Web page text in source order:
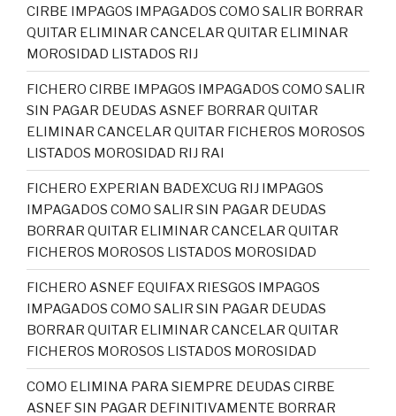
CIRBE IMPAGOS IMPAGADOS COMO SALIR BORRAR
QUITAR ELIMINAR CANCELAR QUITAR ELIMINAR
MOROSIDAD LISTADOS RIJ
FICHERO CIRBE IMPAGOS IMPAGADOS COMO SALIR
SIN PAGAR DEUDAS ASNEF BORRAR QUITAR
ELIMINAR CANCELAR QUITAR FICHEROS MOROSOS
LISTADOS MOROSIDAD RIJ RAI
FICHERO EXPERIAN BADEXCUG RIJ IMPAGOS
IMPAGADOS COMO SALIR SIN PAGAR DEUDAS
BORRAR QUITAR ELIMINAR CANCELAR QUITAR
FICHEROS MOROSOS LISTADOS MOROSIDAD
FICHERO ASNEF EQUIFAX RIESGOS IMPAGOS
IMPAGADOS COMO SALIR SIN PAGAR DEUDAS
BORRAR QUITAR ELIMINAR CANCELAR QUITAR
FICHEROS MOROSOS LISTADOS MOROSIDAD
COMO ELIMINA PARA SIEMPRE DEUDAS CIRBE
ASNEF SIN PAGAR DEFINITIVAMENTE BORRAR